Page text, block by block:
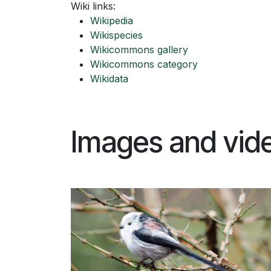
Wiki links:
Wikipedia
Wikispecies
Wikicommons gallery
Wikicommons category
Wikidata
Images and